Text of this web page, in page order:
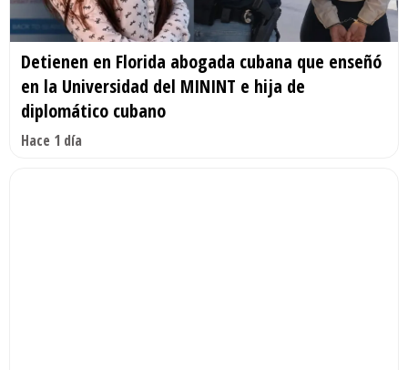
Detienen en Florida abogada cubana que enseñó
en la Universidad del MININT e hija de
diplomático cubano
Hace 1 día